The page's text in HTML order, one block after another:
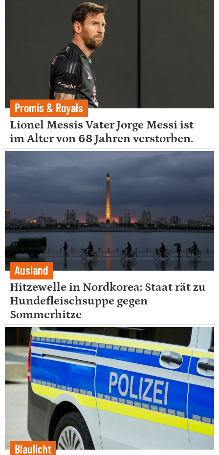
Promis & Royals
Lionel Messis Vater Jorge Messi ist
im Alter von 68 Jahren verstorben.
Ausland
Hitzewelle in Nordkorea: Staat rät zu
Hundefleischsuppe gegen
Sommerhitze
Blaulicht